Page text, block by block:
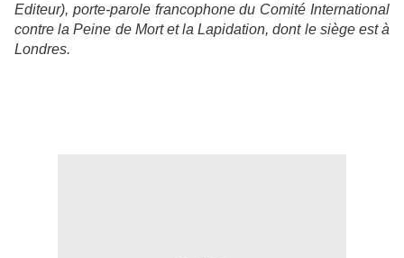
Editeur), porte-parole francophone du Comité International
contre la Peine de Mort et la Lapidation, dont le siège est à
Londres.